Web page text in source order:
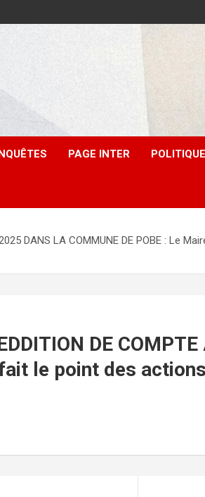
PAGE INTER POLITIQUE
2025 DANS LA COMMUNE DE POBE :
DE
le point des